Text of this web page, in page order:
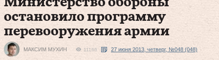
остановило программу
перевооружения армии
МАКСИМ МУХИН 11166 27 июня 2013, четверг, №048 (048)